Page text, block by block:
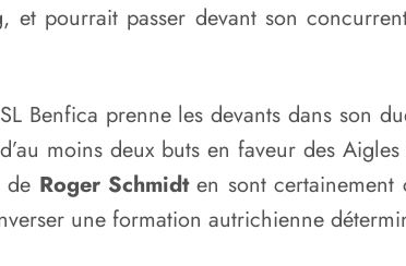
et pourrait passer devant son
Benfica prenne les devants dans son
moins deux buts en faveur des
de Roger Schmidten sont certainement
une formation autrichienne